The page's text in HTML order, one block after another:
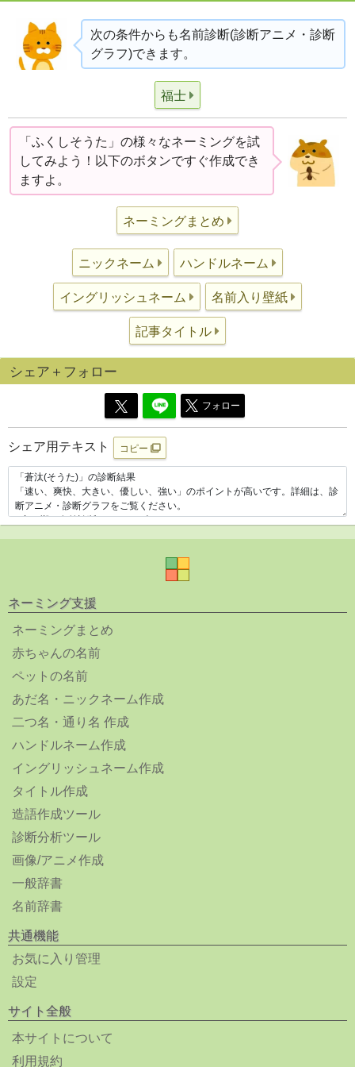
次の条件からも名前診断(診断アニメ・診断
グラフ)できます。
福士
「ふくしそうた」の様々なネーミングを試
してみよう！以下のボタンですぐ作成でき
ますよ。
ネーミングまとめ
ニックネーム ハンドルネーム
イングリッシュネーム 名前入り壁紙
記事タイトル
シェア＋フォロー
フォロー
シェア用テキスト コピー
ネーミング支援
ネーミングまとめ
赤ちゃんの名前
ペットの名前
あだ名・ニックネーム作成
二つ名・通り名 作成
ハンドルネーム作成
イングリッシュネーム作成
タイトル作成
造語作成ツール
診断分析ツール
画像/アニメ作成
一般辞書
名前辞書
共通機能
お気に入り管理
設定
サイト全般
本サイトについて
利用規約